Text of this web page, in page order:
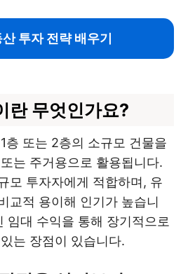
투자 전략 배우기
란 무엇인가요?
층 또는 2층의 소규모 건물을
는 주거용으로 활용됩니다.
모 투자자에게 적합하며, 유
교적 용이해 인기가 높습니
임대 수익을 통해 장기적으로
는 장점이 있습니다.